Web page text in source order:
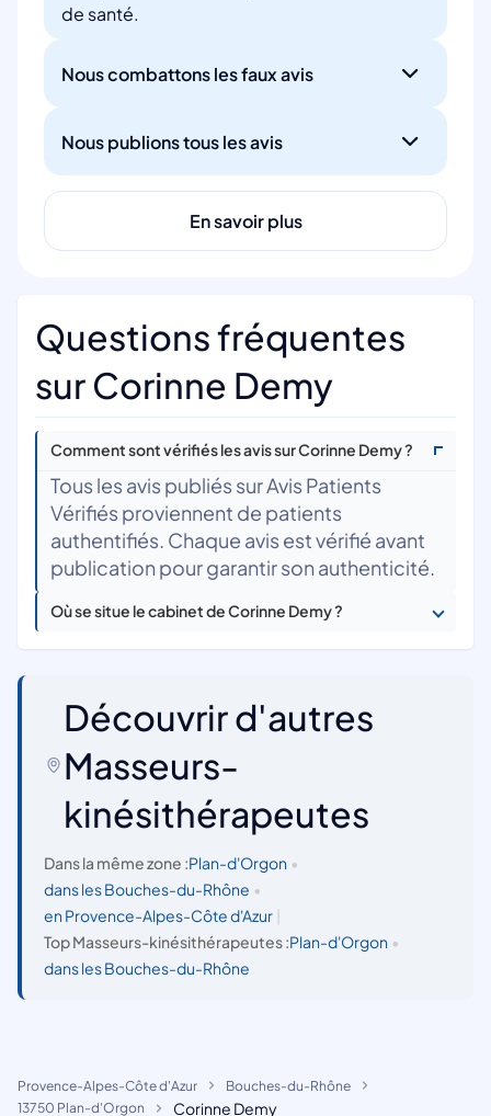
de santé.
Nous combattons les faux avis
Nous publions tous les avis
En savoir plus
Questions fréquentes
sur Corinne Demy
Comment sont vérifiés les avis sur Corinne Demy ?
Tous les avis publiés sur Avis Patients
Vérifiés proviennent de patients
authentifiés. Chaque avis est vérifié avant
publication pour garantir son authenticité.
Où se situe le cabinet de Corinne Demy ?
Découvrir d'autres
Masseurs-
kinésithérapeutes
Dans la même zone :Plan-d'Orgon •
dans les Bouches-du-Rhône •
en Provence-Alpes-Côte d'Azur
Top Masseurs-kinésithérapeutes :Plan-d'Orgon •
dans les Bouches-du-Rhône
Provence-Alpes-Côte d'Azur
Bouches-du-Rhône
13750 Plan-d'Orgon
Corinne Demy